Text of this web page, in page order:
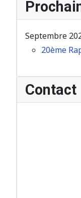
Septembre
20ème
Contact